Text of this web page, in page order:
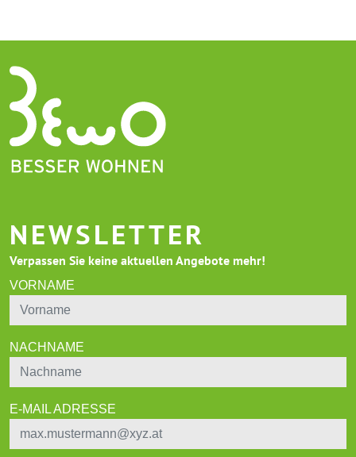
NEWSLETTER
Verpassen Sie keine aktuellen Angebote mehr!
VORNAME
NACHNAME
E-MAIL ADRESSE